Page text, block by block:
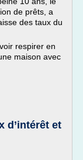
de prêts, a
des taux du
respirer en
maison avec
d’intérêt et